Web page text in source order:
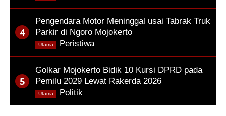
Pengendara Motor Meninggal usai Tabrak Truk
Parkir di Ngoro Mojokerto
Peristiwa
Utama
Golkar Mojokerto Bidik 10 Kursi DPRD pada
Pemilu 2029 Lewat Rakerda 2026
Politik
Utama